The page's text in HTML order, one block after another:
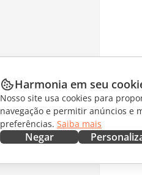
Harmonia em seu
Nosso site usa cookies para
navegação e permitir anúncios e
preferências. Saiba mais
Negar